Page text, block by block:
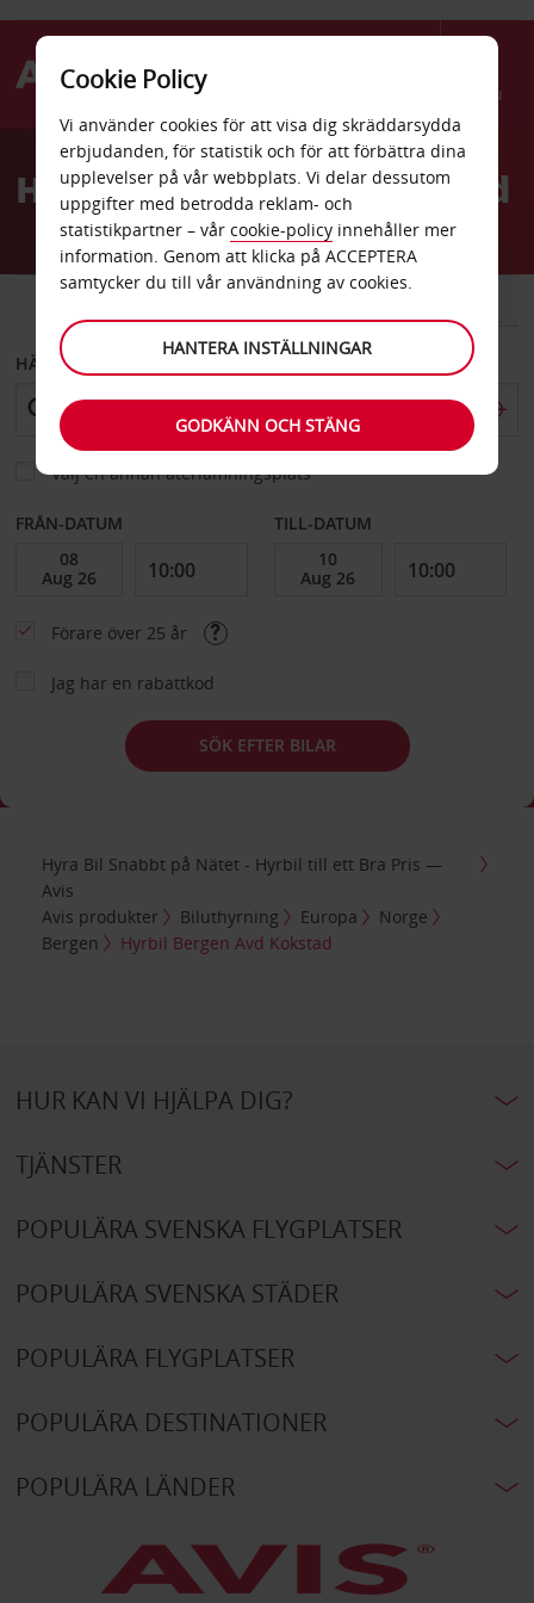
Menu
AvisHyrbil Bergen Avd Kokstad
BIL
HÄMTA FRÅN
Välj en annan återlämningsplats
FRÅN-DATUM TILL-DATUM
Förare över 25 år
Jag har en rabattkod
SÖK EFTER BILAR
Hyra Bil Snabbt på Nätet - Hyrbil till ett Bra Pris —
Avis
Avis produkter
Biluthyrning Europa
Norge
Bergen
Hyrbil Bergen Avd Kokstad
HUR KAN VI HJÄLPA DIG?
TJÄNSTER
POPULÄRA SVENSKA FLYGPLATSER
POPULÄRA SVENSKA STÄDER
POPULÄRA FLYGPLATSER
POPULÄRA DESTINATIONER
POPULÄRA LÄNDER
Cookie Policy
Vi använder cookies för att visa dig skräddarsydda
erbjudanden, för statistik och för att förbättra dina
upplevelser på vår webbplats. Vi delar dessutom
uppgifter med betrodda reklam- och
statistikpartner – vår cookie-policy innehåller mer
information. Genom att klicka på ACCEPTERA
samtycker du till vår användning av cookies.
HANTERA INSTÄLLNINGAR
GODKÄNN OCH STÄNG